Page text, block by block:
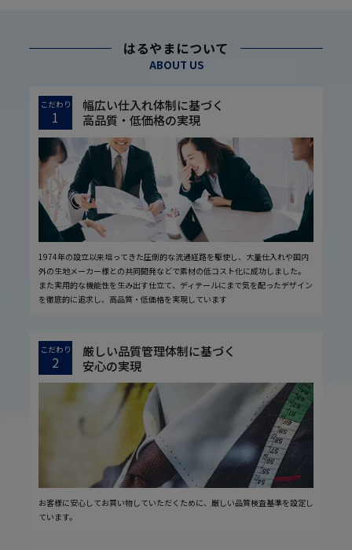
はるやまについて
ABOUT US
こだわり
1
幅広い仕入れ体制に基づく
高品質・低価格の実現
1974年の設立以来培ってきた圧倒的な流通経路を駆使し、大量仕入れや国内
外の生地メーカー様との共同開発などで素材の低コスト化に成功しました。
また実用的な機能性を生み出す仕立て、ディテールにまで気を配ったデザイン
を徹底的に追求し、高品質・低価格を実現しています
こだわり
2
厳しい品質管理体制に基づく
安心の実現
お客様に安心してお買い物していただくために、厳しい品質検査基準を設定し
ています。